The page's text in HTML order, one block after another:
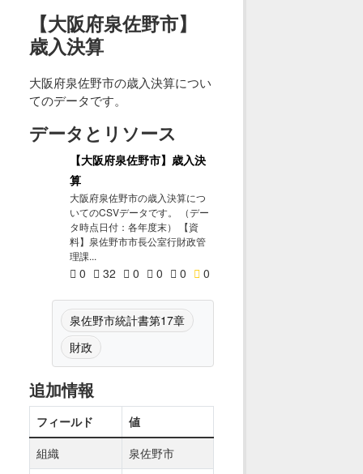
【大阪府泉佐野市】
歳入決算
大阪府泉佐野市の歳入決算につい
てのデータです。
データとリソース
【大阪府泉佐野市】歳入決
算
大阪府泉佐野市の歳入決算につ
いてのCSVデータです。 （デー
タ時点日付：各年度末） 【資
料】泉佐野市市長公室行財政管
理課...
0 32 0 0 0 0
泉佐野市統計書第17章
財政
追加情報
フィールド
値
組織
泉佐野市